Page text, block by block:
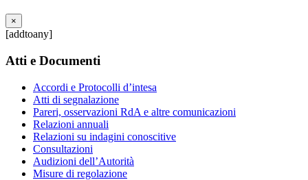
×
[addtoany]
Atti e Documenti
Accordi e Protocolli d’intesa
Atti di segnalazione
Pareri, osservazioni RdA e altre comunicazioni
Relazioni annuali
Relazioni su indagini conoscitive
Consultazioni
Audizioni dell’Autorità
Misure di regolazione